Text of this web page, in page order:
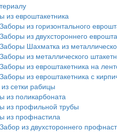
из евроштакетника
Заборы из горизонтального
Заборы из двухстороннего
Заборы Шахматка из
Заборы из металлического
Заборы из евроштакетника на
Заборы из евроштакетника с
сетки рабицы
из поликарбоната
из профильной трубы
из профнастила
Забор из двухстороннего